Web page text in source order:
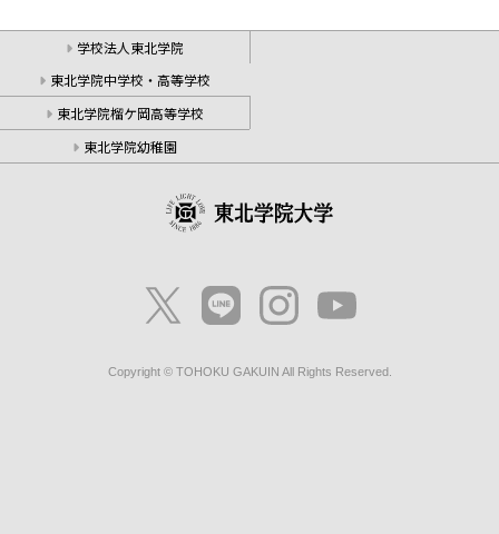
学校法人東北学院
東北学院中学校・高等学校
東北学院榴ケ岡高等学校
東北学院幼稚園
Copyright © TOHOKU GAKUIN All Rights Reserved.